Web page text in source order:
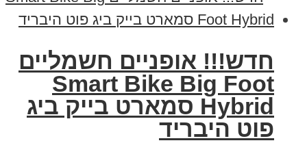
חדש!!! אופניים חשמליים
Smart Bike Big Foot
Hybrid סמארט בייק ביג
פוט היבריד